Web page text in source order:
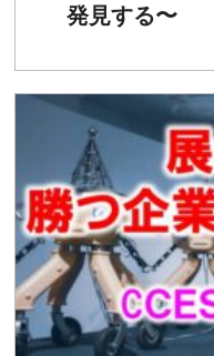
発見する〜